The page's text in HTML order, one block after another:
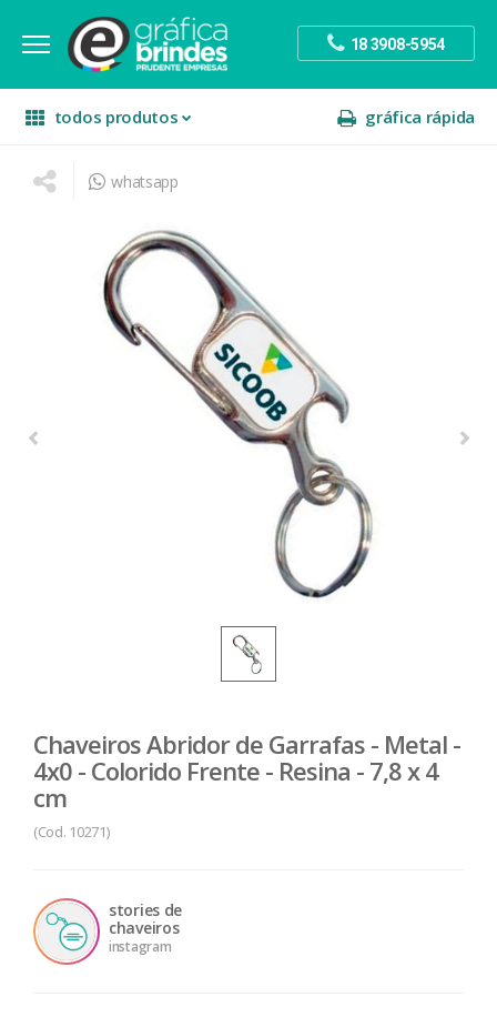
18 3908-5954
todos produtos gráfica rápida
escritório
festa
decoração
whatsapp
Chaveiros Abridor de Garrafas - Metal -
4x0 - Colorido Frente - Resina - 7,8 x 4
cm
(Cod. 10271)
stories de
chaveiros
instagram